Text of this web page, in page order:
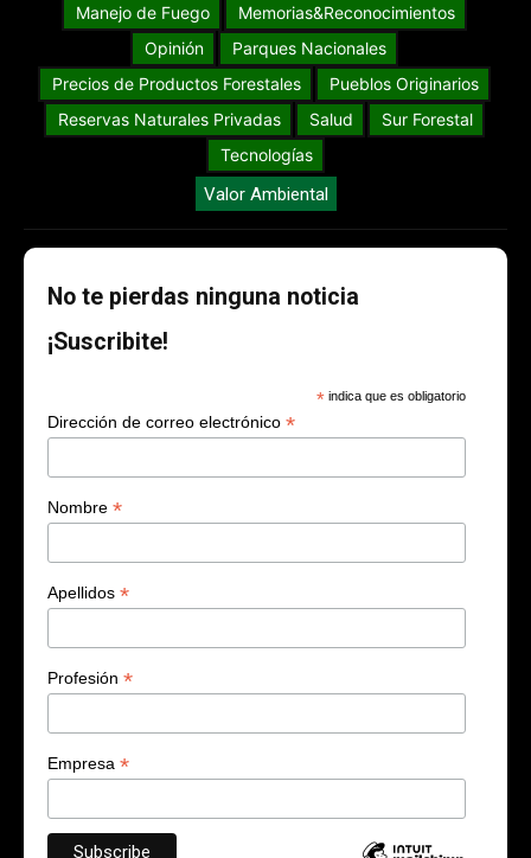
Manejo de Fuego
Memorias&Reconocimientos
Opinión
Parques Nacionales
Precios de Productos Forestales
Pueblos Originarios
Reservas Naturales Privadas
Salud
Sur Forestal
Tecnologías
Valor Ambiental
No te pierdas ninguna noticia
¡Suscribite!
* indica que es obligatorio
Dirección de correo electrónico *
Nombre *
Apellidos *
Profesión *
Empresa *